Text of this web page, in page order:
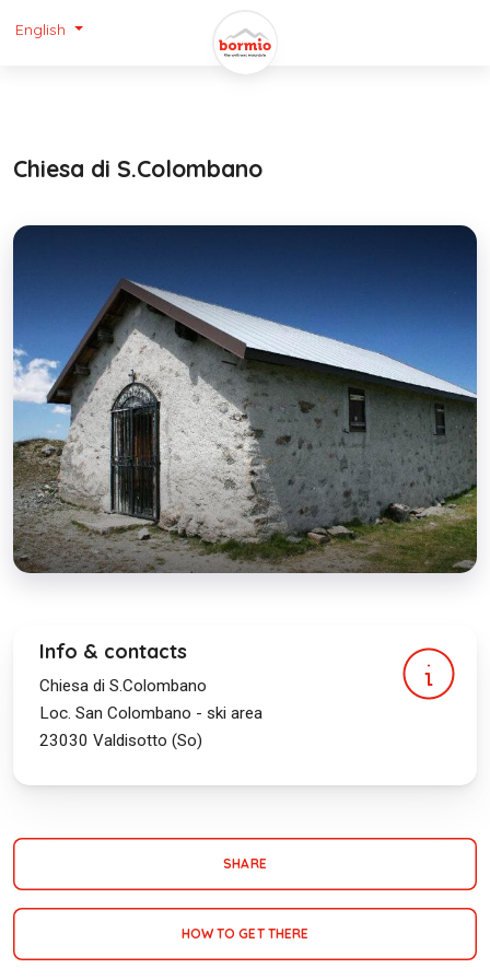
English
Chiesa di S.Colombano
Info & contacts
Chiesa di S.Colombano
Loc. San Colombano - ski area
23030 Valdisotto (So)
SHARE
HOW TO GET THERE